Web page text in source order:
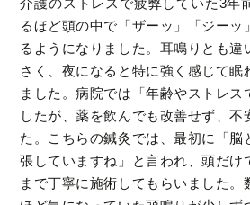
介護のストレスで疲弊していた3年
るほど頭の中で「ザーッ」「ジーッ
るようになりました。耳鳴りとも違
さく、夜になると特に強く感じて眠
ました。病院では「年齢やストレス
したが、薬を飲んでも改善せず、不
た。こちらの鍼灸では、最初に「脳
張していますね」と言われ、頭だけ
まで丁寧に施術してもらいました。